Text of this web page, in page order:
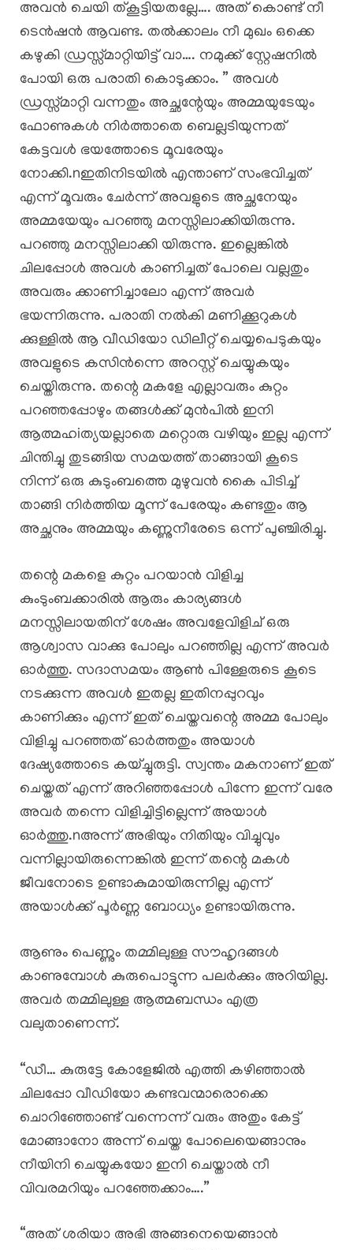
അവൻ ചെയി ത്കൂട്ടിയതല്ലേ…. അത് കൊണ്ട് നീ
ടെൻഷൻ ആവണ്ട. തൽക്കാലം നീ മുഖം ഒക്കെ
കഴുകി ഡ്രസ്സ്മാറ്റിയിട്ട് വാ…. നമുക്ക് സ്റ്റേഷനിൽ
പോയി ഒരു പരാതി കൊടുക്കാം. ” അവൾ
ഡ്രസ്സ്മാറ്റി വന്നതും അച്ഛന്റേയും അമ്മയുടേയും
ഫോണുകൾ നിർത്താതെ ബെല്ലടിയുന്നത്
കേട്ടവൾ ഭയത്തോടെ മൂവരേയും
നോക്കി.nഇതിനിടയിൽ എന്താണ് സംഭവിച്ചത്
എന്ന് മൂവരും ചേർന്ന് അവളുടെ അച്ഛനേയും
അമ്മയേയും പറഞ്ഞു മനസ്സിലാക്കിയിരുന്നു.
പറഞ്ഞു മനസ്സിലാക്കി യിരുന്നു. ഇല്ലെങ്കിൽ
ചിലപ്പോൾ അവൾ കാണിച്ചത് പോലെ വല്ലതും
അവരും ക്കാണിച്ചാലോ എന്ന് അവർ
ഭയന്നിരുന്നു. പരാതി നൽകി മണിക്കൂറുകൾ
ക്കുള്ളിൽ ആ വീഡിയോ ഡിലീറ്റ് ചെയ്യപെടുകയും
അവളുടെ കസിൻന്നെ അറസ്റ്റ് ചെയ്യുകയും
ചെയ്തിരുന്നു. തന്റെ മകളേ എല്ലാവരും കുറ്റം
പറഞ്ഞപ്പോഴും തങ്ങൾക്ക് മുൻപിൽ ഇനി
ആത്മഹiത്യയല്ലാതെ മറ്റൊരു വഴിയും ഇല്ല എന്ന്
ചിന്തിച്ചു തുടങ്ങിയ സമയത്ത് താങ്ങായി കൂടെ
നിന്ന് ഒരു കുടുംബത്തെ മുഴുവൻ കൈ പിടിച്ച്
താങ്ങി നിർത്തിയ മൂന്ന് പേരേയും കണ്ടതും ആ
അച്ഛനും അമ്മയും കണ്ണുനീരേടെ ഒന്ന് പുഞ്ചിരിച്ചു.
തന്റെ മകളെ കുറ്റം പറയാൻ വിളിച്ച
കുംടുംബക്കാരിൽ ആരും കാര്യങ്ങൾ
മനസ്സിലായതിന് ശേഷം അവളേവിളിച് ഒരു
ആശ്വാസ വാക്കു പോലും പറഞ്ഞില്ല എന്ന് അവർ
ഓർത്തു. സദാസമയം ആൺ പിള്ളേരുടെ കൂടെ
നടക്കുന്ന അവൾ ഇതല്ല ഇതിനപ്പുറവും
കാണിക്കും എന്ന് ഇത് ചെയ്തവന്റെ അമ്മ പോലും
വിളിച്ചു പറഞ്ഞത് ഓർത്തതും അയാൾ
ദേഷ്യത്തോടെ കയ്ച്ചുരുട്ടി. സ്വന്തം മകനാണ് ഇത്
ചെയ്തത് എന്ന് അറിഞ്ഞപ്പോൾ പിന്നേ ഇന്ന് വരേ
അവർ തന്നെ വിളിച്ചിട്ടില്ലെന്ന് അയാൾ
ഓർത്തു.nഅന്ന് അഭിയും നിതിയും വിച്ചുവും
വന്നില്ലായിരുന്നെങ്കിൽ ഇന്ന് തന്റെ മകൾ
ജീവനോടെ ഉണ്ടാകുമായിരുന്നില്ല എന്ന്
അയാൾക്ക് പൂർണ്ണ ബോധ്യം ഉണ്ടായിരുന്നു.
ആണും പെണ്ണും തമ്മിലുള്ള സൗഹൃദങ്ങൾ
കാണുമ്പോൾ കുരുപൊട്ടുന്ന പലർക്കും അറിയില്ല.
അവർ തമ്മിലുള്ള ആത്മബന്ധം എത്ര
വലുതാണെന്ന്.
“ഡീ… കുരുട്ടേ കോളേജിൽ എത്തി കഴിഞ്ഞാൽ
ചിലപ്പോ വീഡിയോ കണ്ടവന്മാരൊക്കെ
ചൊറിഞ്ഞോണ്ട് വന്നെന്ന് വരും അതും കേട്ട്
മോങ്ങാനോ അന്ന് ചെയ്ത പോലെയെങ്ങാനും
നീയിനി ചെയ്യുകയോ ഇനി ചെയ്താൽ നീ
വിവരമറിയും പറഞ്ഞേക്കാം….”
“അത് ശരിയാ അഭി അങ്ങനെയെങ്ങാൻ